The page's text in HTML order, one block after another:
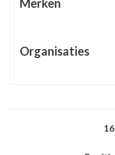
Merken
Organisaties
16